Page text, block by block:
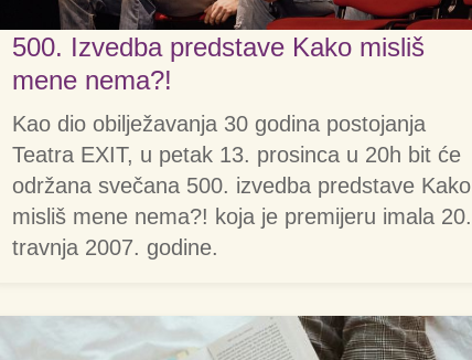
500. Izvedba predstave Kako misliš
mene nema?!
Kao dio obilježavanja 30 godina postojanja
Teatra EXIT, u petak 13. prosinca u 20h bit će
održana svečana 500. izvedba predstave Kako
misliš mene nema?! koja je premijeru imala 20.
travnja 2007. godine.